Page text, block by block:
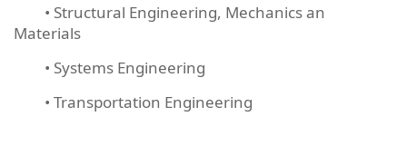
• Structural Engineering, Mechanics an
Materials
• Systems Engineering
• Transportation Engineering